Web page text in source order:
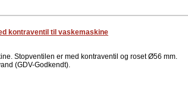
kontraventil til vaskemaskine
Stopventilen er med kontraventil og roset Ø56 mm.
(GDV-Godkendt).